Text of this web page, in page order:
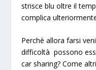
strisce blu oltre il
complica
Perchè allora farsi
difficoltà possono
car sharing? Come